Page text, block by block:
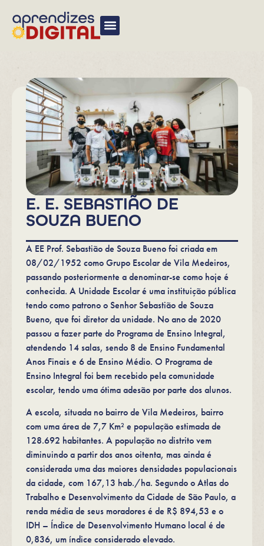
E. E. SEBASTIÃO DE
SOUZA BUENO
A EE Prof. Sebastião de Souza Bueno foi criada em
08/02/1952 como Grupo Escolar de Vila Medeiros,
passando posteriormente a denominar-se como hoje é
conhecida. A Unidade Escolar é uma instituição pública
tendo como patrono o Senhor Sebastião de Souza
Bueno, que foi diretor da unidade. No ano de 2020
passou a fazer parte do Programa de Ensino Integral,
atendendo 14 salas, sendo 8 de Ensino Fundamental
Anos Finais e 6 de Ensino Médio. O Programa de
Ensino Integral foi bem recebido pela comunidade
escolar, tendo uma ótima adesão por parte dos alunos.
A escola, situada no bairro de Vila Medeiros, bairro
com uma área de 7,7 Km² e população estimada de
128.692 habitantes. A população no distrito vem
diminuindo a partir dos anos oitenta, mas ainda é
considerada uma das maiores densidades populacionais
da cidade, com 167,13 hab./ha. Segundo o Atlas do
Trabalho e Desenvolvimento da Cidade de São Paulo, a
renda média de seus moradores é de R$ 894,53 e o
IDH – Índice de Desenvolvimento Humano local é de
0,836, um índice considerado elevado.